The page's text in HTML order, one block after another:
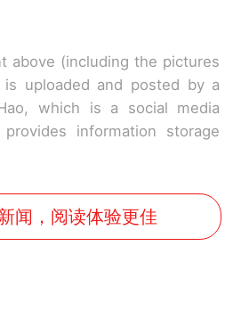
above (including the pictures
uploaded and posted by a
which is a social media
information storage
闻，阅读体验更佳